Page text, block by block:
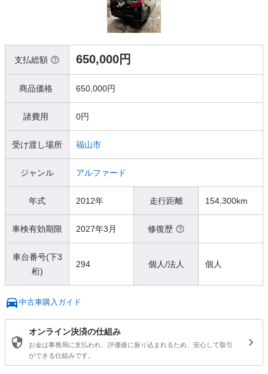
支払総額 650,000円
商品価格 650,000円
諸費用 0円
受け渡し場所 福山市
ジャンル アルファード
年式 2012年 走行距離 154,300km
車検有効期限 2027年3月 修復歴
車台番号(下3
桁)
294 個人/法人 個人
中古車購入ガイド
オンライン決済の仕組み
お金は事務局に支払われ、評価後に振り込まれるため、安心して取引
ができる仕組みです。